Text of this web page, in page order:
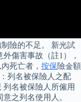
險的不足。 新光試
傷害事故（註1），
死亡者， 按保險金額
列名被保險人之配
名被保險人所僱用
之列名使用人。